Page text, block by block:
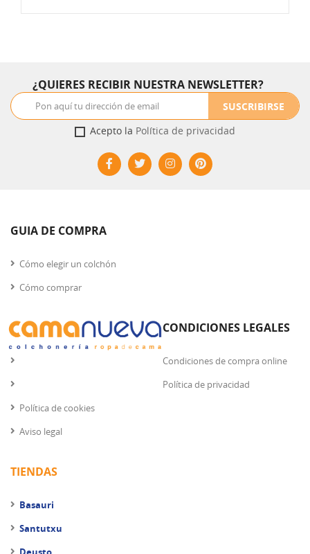
acolchado con Visco Gel adaptable y fresco. Incorpora refuerzo
¿QUIERES RECIBIR NUESTRA NEWSLETTER?
SUSCRIBIRSE
Acepto la Política de privacidad
GUIA DE COMPRA
Cómo elegir un colchón
Cómo comprar
CONDICIONES LEGALES
Condiciones de compra online
Política de privacidad
Política de cookies
Aviso legal
TIENDAS
Basauri
Santutxu